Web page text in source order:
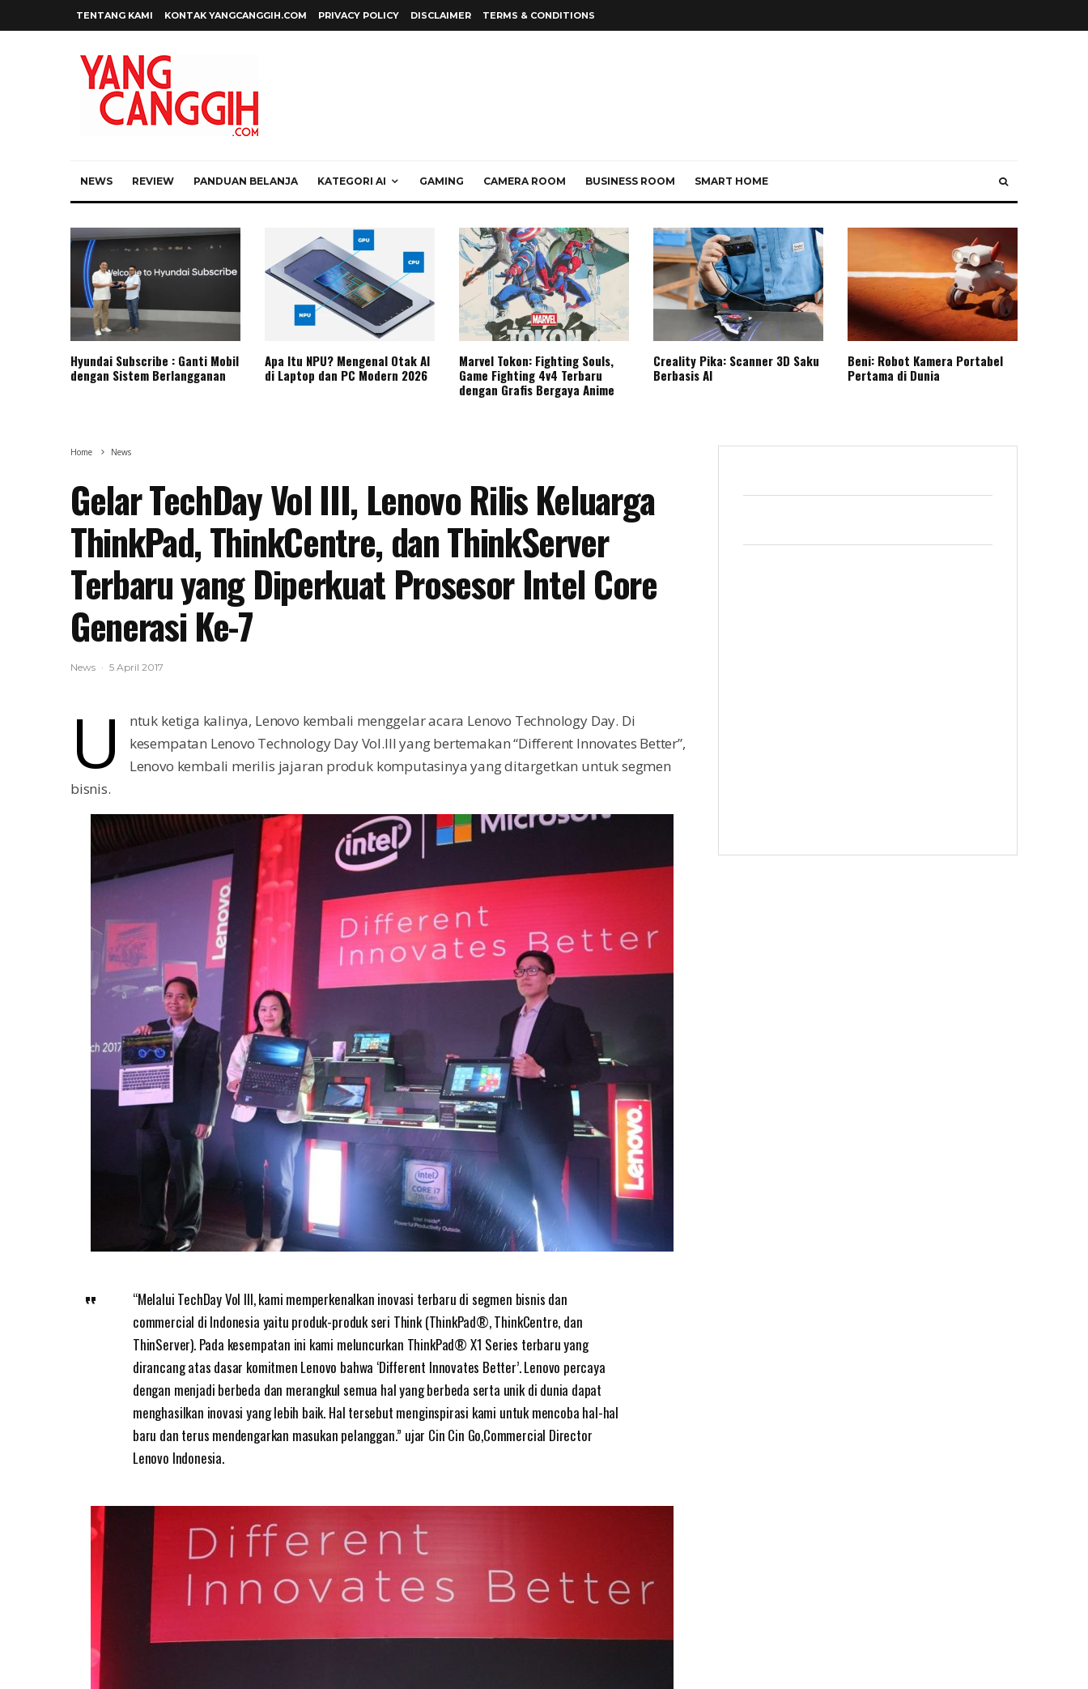
TENTANG KAMI KONTAK YANGCANGGIH.COM PRIVACY POLICY DISCLAIMER TERMS & CONDITIONS
NEWS REVIEW PANDUAN BELANJA KATEGORI AI GAMING CAMERA ROOM BUSINESS ROOM SMART HOME
Hyundai Subscribe : Ganti Mobil
dengan Sistem Berlangganan
Apa Itu NPU? Mengenal Otak AI
di Laptop dan PC Modern 2026
Marvel Tokon: Fighting Souls,
Game Fighting 4v4 Terbaru
dengan Grafis Bergaya Anime
Creality Pika: Scanner 3D Saku
Berbasis AI
Beni: Robot Kamera Portabel
Pertama di Dunia
Home News
Gelar TechDay Vol III, Lenovo Rilis Keluarga
ThinkPad, ThinkCentre, dan ThinkServer
Terbaru yang Diperkuat Prosesor Intel Core
Generasi Ke-7
News · 5 April 2017
U
ntuk ketiga kalinya, Lenovo kembali menggelar acara Lenovo Technology Day. Di
kesempatan Lenovo Technology Day Vol.III yang bertemakan “Different Innovates Better”,
Lenovo kembali merilis jajaran produk komputasinya yang ditargetkan untuk segmen
bisnis.
“Melalui TechDay Vol III, kami memperkenalkan inovasi terbaru di segmen bisnis dan
commercial di Indonesia yaitu produk-produk seri Think (ThinkPad®, ThinkCentre, dan
ThinServer). Pada kesempatan ini kami meluncurkan ThinkPad® X1 Series terbaru yang
dirancang atas dasar komitmen Lenovo bahwa ‘Different Innovates Better’. Lenovo percaya
dengan menjadi berbeda dan merangkul semua hal yang berbeda serta unik di dunia dapat
menghasilkan inovasi yang lebih baik. Hal tersebut menginspirasi kami untuk mencoba hal-hal
baru dan terus mendengarkan masukan pelanggan.” ujar Cin Cin Go,Commercial Director
Lenovo Indonesia.